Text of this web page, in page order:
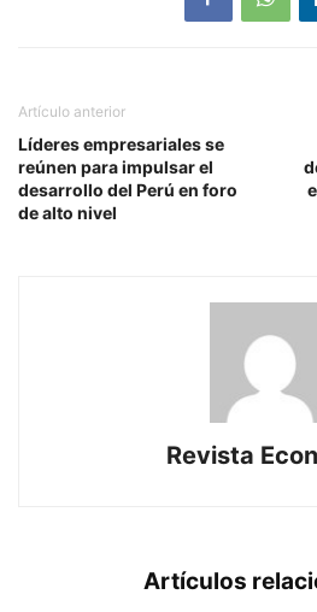
Artículo anterior
Líderes empresariales se
reúnen para impulsar el
desarrollo del Perú en foro
de alto nivel
Revista
Artículos